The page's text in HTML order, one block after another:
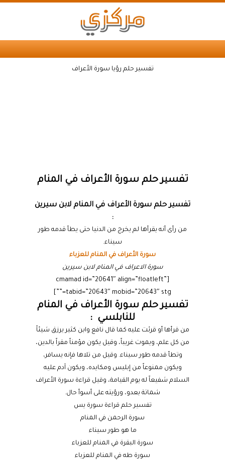
تفسير حلم رؤيا سورة الأعراف
تفسير حلم سورة الأعراف في المنام
تفسير حلم سورة الأعراف في المنام لابن سيرين
:
من رأى أنه يقرأها لم يخرج من الدنيا حتى يطأ قدمه طور
سيناء.
سورة الأعراف في المنام للعزباء
سورة الاعراف في المنام لابن سيرين
[cmamad id=”20641″ align=”floatleft”
tabid=”20643″ mobid=”20643″ stg=””]
تفسير حلم سورة الأعراف في المنام
للنابلسي :
من قرأها أو قرئت عليه كما قال نافع وابن كثير يرزق شيئاً
من كل علم، ويموت غريباً، وقيل يكون مؤمناً مقراً بالدين،
وتطأ قدمه طور سيناء. وقيل من تلاها فإنه يسافر،
ويكون ممنوعاً من إبليس ومكايده، ويكون آدم عليه
السلام شفيعاً له يوم القيامة، وقيل قراءة سورة الأعراف
شماتة بعدو، ورؤيته على أسوأ حال.
تفسير حلم قراءة سورة يس
سورة الرحمن في المنام
ما هو طور سيناء
سورة البقرة في المنام للعزباء
سورة طه في المنام للعزباء